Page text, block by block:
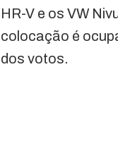
HR-V e os VW
colocação é
dos votos.